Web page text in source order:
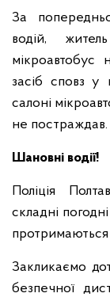
За
водій,
мікроавтобус
засіб сповз
салоні
не постраждав.
Шановні водії!
Поліція
складні
протримаються
Закликаємо
безпечної